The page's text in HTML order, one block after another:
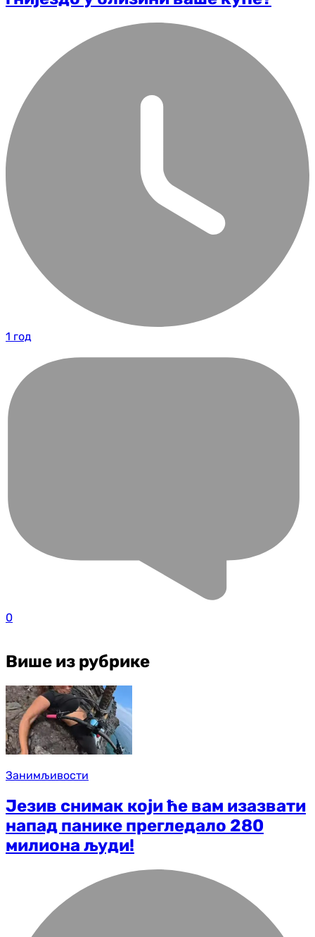
1 год
0
Више из рубрике
Занимљивости
Језив снимак који ће вам изазвати
напад панике прегледало 280
милиона људи!